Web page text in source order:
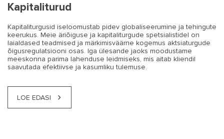
Kapitaliturud
Kapitaliturgusid iseloomustab pidev globaliseerumine ja tehingute
keerukus. Meie äriõiguse ja kapitaliturgude spetsialistidel on
laialdased teadmised ja märkimisväärne kogemus aktsiaturgude
õigusregulatsiooni osas. Iga ülesande jaoks moodustame
meeskonna parima lahenduse leidmiseks, mis aitab kliendil
saavutada efektiivse ja kasumliku tulemuse.
LOE EDASI